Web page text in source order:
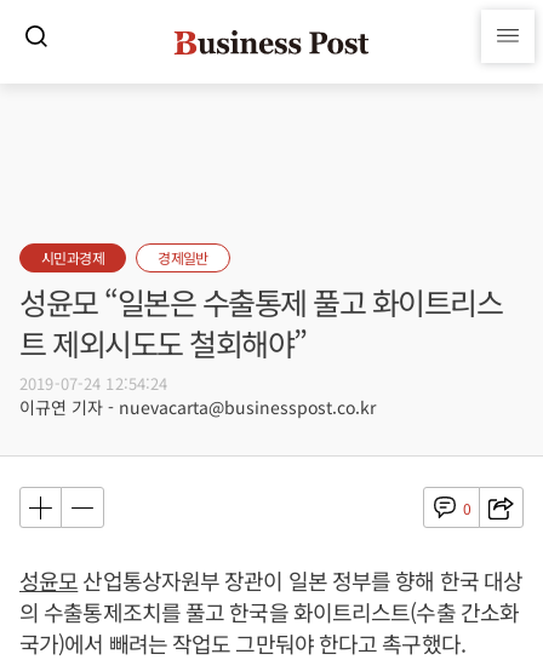
시민과경제 경제일반
성윤모 “일본은 수출통제 풀고 화이트리스
트 제외시도도 철회해야”
2019-07-24 12:54:24
이규연 기자 - nuevacarta@businesspost.co.kr
0
성윤모산업통상자원부 장관이 일본 정부를 향해 한국 대상
의 수출통제조치를 풀고 한국을 화이트리스트(수출 간소화
국가)에서 빼려는 작업도 그만둬야 한다고 촉구했다.